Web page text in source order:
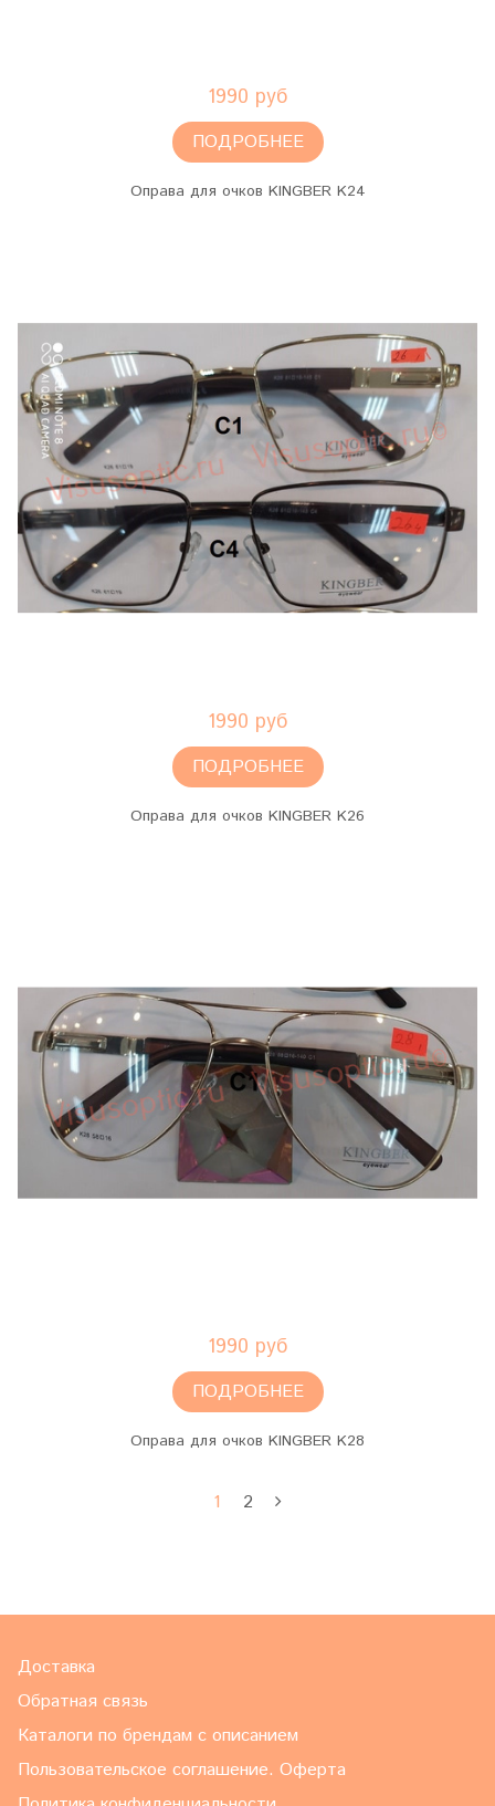
1990 руб
ПОДРОБНЕЕ
Оправа для очков KINGBER K24
1990 руб
ПОДРОБНЕЕ
Оправа для очков KINGBER K26
1990 руб
ПОДРОБНЕЕ
Оправа для очков KINGBER K28
1 2
Доставка
Обратная связь
Каталоги по брендам с описанием
Пользовательское соглашение. Оферта